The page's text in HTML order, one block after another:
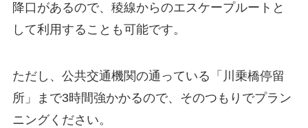
降口があるので、稜線からのエスケープルートと
して利用することも可能です。
ただし、公共交通機関の通っている「川乗橋停留
所」まで3時間強かかるので、そのつもりでプラン
ニングください。